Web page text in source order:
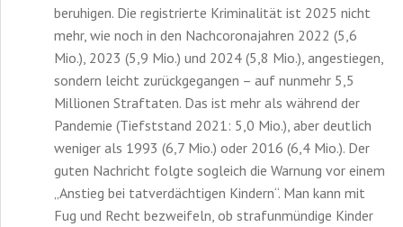
beruhigen. Die registrierte Kriminalität ist 2025 nicht
mehr, wie noch in den Nachcoronajahren 2022 (5,6
Mio.), 2023 (5,9 Mio.) und 2024 (5,8 Mio.), angestiegen,
sondern leicht zurückgegangen – auf nunmehr 5,5
Millionen Straftaten. Das ist mehr als während der
Pandemie (Tiefststand 2021: 5,0 Mio.), aber deutlich
weniger als 1993 (6,7 Mio.) oder 2016 (6,4 Mio.). Der
guten Nachricht folgte sogleich die Warnung vor einem
„Anstieg bei tatverdächtigen Kindern“. Man kann mit
Fug und Recht bezweifeln, ob strafunmündige Kinder